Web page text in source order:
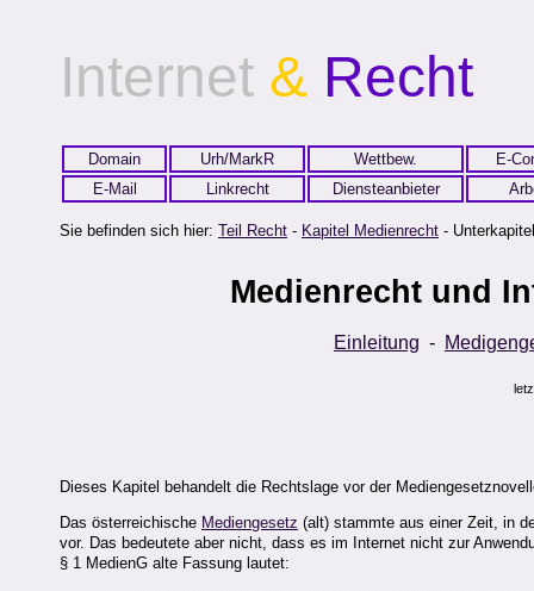
Internet & Recht
Domain Urh/MarkR Wettbew.
E-
E-Mail
Linkrecht Diensteanbieter
Sie befinden sich hier: Teil Recht - Kapitel Medienrecht -
Medienrecht und
Einleitung -
Dieses Kapitel behandelt die Rechtslage vor der
Das österreichische Mediengesetz (alt) stammte aus einer Zeit, in
vor. Das bedeutete aber nicht, dass es im Internet nicht zur
§ 1 MedienG alte Fassung lautet: